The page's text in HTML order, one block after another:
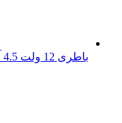
باطری 12 ولت 4.5 آمپر کیاسل